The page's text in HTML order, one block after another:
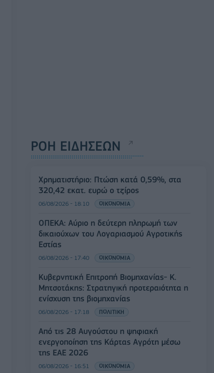
ΡΟΗ ΕΙΔΗΣΕΩΝ
Χρηματιστήριο: Πτώση κατά 0,59%, στα
320,42 εκατ. ευρώ ο τζίρος
06/08/2026 - 18:10 ΟΙΚΟΝΟΜΙΑ
ΟΠΕΚΑ: Αύριο η δεύτερη πληρωμή των
δικαιούχων του Λογαριασμού Αγροτικής
Εστίας
06/08/2026 - 17:40 ΟΙΚΟΝΟΜΙΑ
Κυβερνητική Επιτροπή Βιομηχανίας- Κ.
Μητσοτάκης: Στρατηγική προτεραιότητα η
ενίσχυση της βιομηχανίας
06/08/2026 - 17:18 ΠΟΛΙΤΙΚΗ
Από τις 28 Αυγούστου η ψηφιακή
ενεργοποίηση της Κάρτας Αγρότη μέσω
της ΕΑΕ 2026
06/08/2026 - 16:51 ΟΙΚΟΝΟΜΙΑ